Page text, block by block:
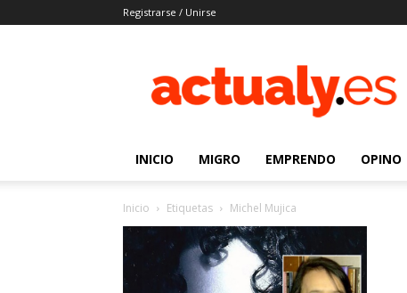
Registrarse / Unirse
|
Noticias
venezolanos
INICIO MIGRO EMPRENDO OPINO
Inicio Etiquetas Michel Mujica